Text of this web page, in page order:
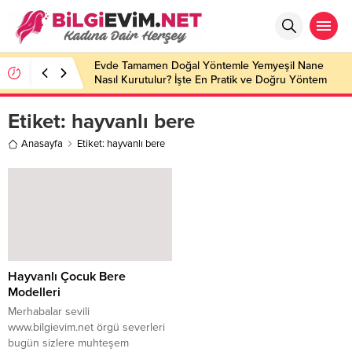
Evde Tamamen Doğal Yöntemle Yemyeşil Nane
Nasıl Kurutulur? İşte En Pratik ve Doğru Yöntem
Etiket: hayvanlı bere
Anasayfa Etiket: hayvanlı bere
Hayvanlı Çocuk Bere
Modelleri
Merhabalar sevili
www.bilgievim.net örgü severleri
bugün sizlere muhteşem